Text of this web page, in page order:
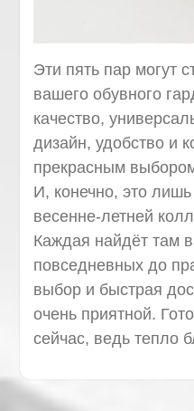
Эти пять пар могут
вашего обувного
качество,
дизайн, удобство и
прекрасным
И, конечно, это
весенне-летней
Каждая найдёт там
повседневных до
выбор и быстрая
очень приятной.
сейчас, ведь тепло